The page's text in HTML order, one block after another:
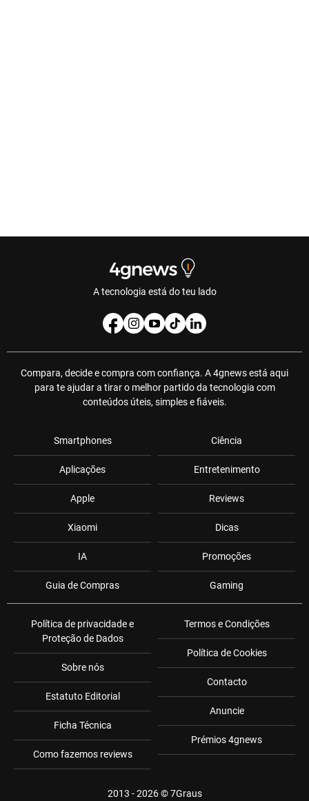
A tecnologia está do teu lado
Compara, decide e compra com confiança. A 4gnews está aqui
para te ajudar a tirar o melhor partido da tecnologia com
conteúdos úteis, simples e fiáveis.
Smartphones
Aplicações
Apple
Xiaomi
IA
Guia de Compras
Ciência
Entretenimento
Reviews
Dicas
Promoções
Gaming
Política de privacidade e
Proteção de Dados
Sobre nós
Estatuto Editorial
Ficha Técnica
Como fazemos reviews
Termos e Condições
Política de Cookies
Contacto
Anuncie
Prémios 4gnews
2013 - 2026 ©7Graus